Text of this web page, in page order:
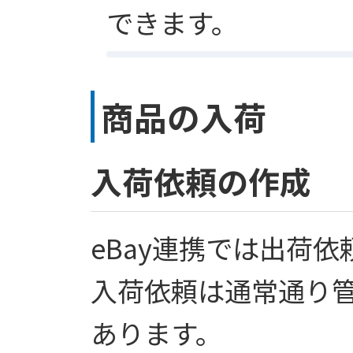
できます。
商品の入荷
入荷依頼の作成
eBay連携では出荷
入荷依頼は通常通り
あります。